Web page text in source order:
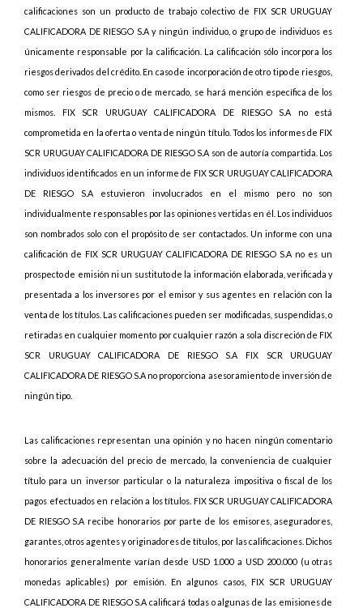
calificaciones son un producto de trabajo colectivo de FIX SCR URUGUAY
CALIFICADORA DE RIESGO S.A y ningún individuo, o grupo de individuos es
únicamente responsable por la calificación. La calificación sólo incorpora los
riesgos derivados del crédito. En caso de incorporación de otro tipo de riesgos,
como ser riesgos de precio o de mercado, se hará mención específica de los
mismos . FIX SCR URUGUAY CALIFICADORA DE RIESGO S.A no está
comprometida en la oferta o venta de ningún título. Todos los informes de FIX
SCR URUGUAY CALIFICADORA DE RIESGO S.A son de autoría compartida. Los
individuos identificados en un informe de FIX SCR URUGUAY CALIFICADORA
DE RIESGO S.A estuvieron involucrados en el mismo pero no son
individualmente responsables por las opiniones vertidas en él. Los individuos
son nombrados solo con el propósito de ser contactados. Un informe con una
calificación de FIX SCR URUGUAY CALIFICADORA DE RIESGO S.A no es un
prospecto de emisión ni un sustituto de la información elaborada, verificada y
presentada a los inversores por el emisor y sus agentes en relación con la
venta de los títulos. Las calificaciones pueden ser modificadas, suspendidas, o
retiradas en cualquier momento por cualquier razón a sola discreción de FIX
SCR URUGUAY CALIFICADORA DE RIESGO S.A FIX SCR URUGUAY
CALIFICADORA DE RIESGO S.A no proporciona asesoramiento de inversión de
ningún tipo.
Las calificaciones representan una opinión y no hacen ningún comentario
sobre la adecuación del precio de mercado, la conveniencia de cualquier
título para un inversor particular o la naturaleza impositiva o fiscal de los
pagos efectuados en relación a los títulos. FIX SCR URUGUAY CALIFICADORA
DE RIESGO S.A recibe honorarios por parte de los emisores, aseguradores,
garantes, otros agentes y originadores de títulos, por las calificaciones. Dichos
honorarios generalmente varían desde USD 1.000 a USD 200.000 (u otras
monedas aplicables) por emisión. En algunos casos, FIX SCR URUGUAY
CALIFICADORA DE RIESGO S.A calificará todas o algunas de las emisiones de